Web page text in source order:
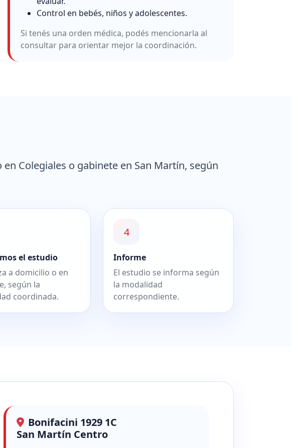
Control en bebés, niños y adolescentes.
Si tenés una orden médica, podés mencionarla al
consultar para orientar mejor la coordinación.
Colegiales o gabinete en San Martín, según
el estudio
a domicilio o en
según la
coordinada.
4
Informe
El estudio se informa según
la modalidad
correspondiente.
Bonifacini 1929 1C
San Martín Centro